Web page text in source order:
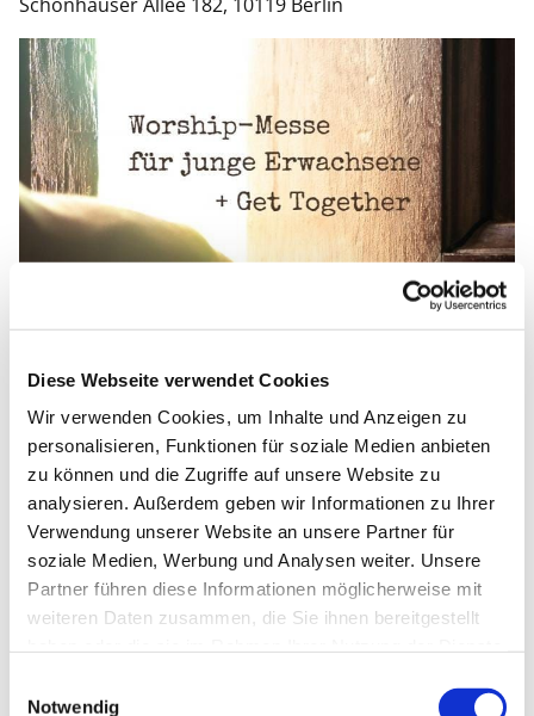
Diese Webseite verwendet Cookies
Wir verwenden Cookies, um Inhalte und Anzeigen zu
personalisieren, Funktionen für soziale Medien anbieten
zu können und die Zugriffe auf unsere Website zu
analysieren. Außerdem geben wir Informationen zu Ihrer
Verwendung unserer Website an unsere Partner für
soziale Medien, Werbung und Analysen weiter. Unsere
Partner führen diese Informationen möglicherweise mit
weiteren Daten zusammen, die Sie ihnen bereitgestellt
Notwendig